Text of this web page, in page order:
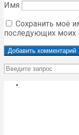
Имя
Сохранить моё
последующих моих